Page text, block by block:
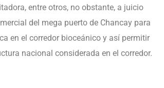
entre otros, no obstante, a juicio
del mega puerto de Chancay para
en el corredor bioceánico y así permitir
nacional considerada en el corredor.